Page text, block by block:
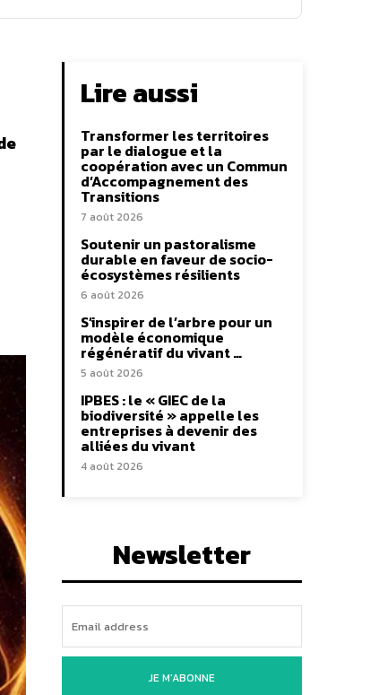
Lire aussi
Transformer les territoires
par le dialogue et la
coopération avec un Commun
d’Accompagnement des
Transitions
7 août 2026
Soutenir un pastoralisme
durable en faveur de socio-
écosystèmes résilients
6 août 2026
S’inspirer de l’arbre pour un
modèle économique
régénératif du vivant …
5 août 2026
IPBES : le « GIEC de la
biodiversité » appelle les
entreprises à devenir des
alliées du vivant
4 août 2026
Newsletter
JE M'ABONNE